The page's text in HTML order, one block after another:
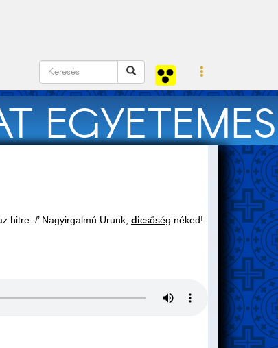
EGYETEMES
hitre. /’ Nagyirgalmú Urunk, dicsőség néked!